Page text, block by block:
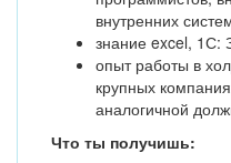
внутренних
знание excel, 1С:
опыт работы в
крупных
аналогичной
Что ты получишь: